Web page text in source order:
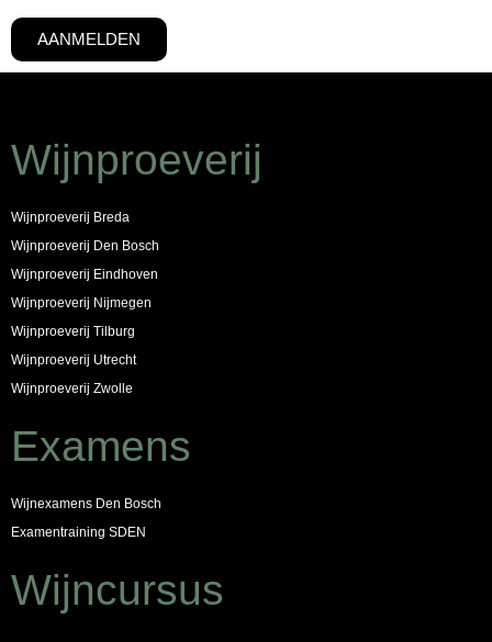
AANMELDEN
Wijnproeverij
Wijnproeverij Breda
Wijnproeverij Den Bosch
Wijnproeverij Eindhoven
Wijnproeverij Nijmegen
Wijnproeverij Tilburg
Wijnproeverij Utrecht
Wijnproeverij Zwolle
Examens
Wijnexamens Den Bosch
Examentraining SDEN
Wijncursus